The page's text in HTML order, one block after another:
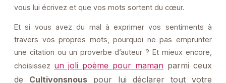
vous lui écrivez et que vos mots sortent du cœur.
Et si vous avez du mal à exprimer vos sentiments à
travers vos propres mots, pourquoi ne pas emprunter
une citation ou un proverbe d’auteur ? Et mieux encore,
choisissez un joli poème pour maman parmi ceux
de Cultivonsnous pour lui déclarer tout votre